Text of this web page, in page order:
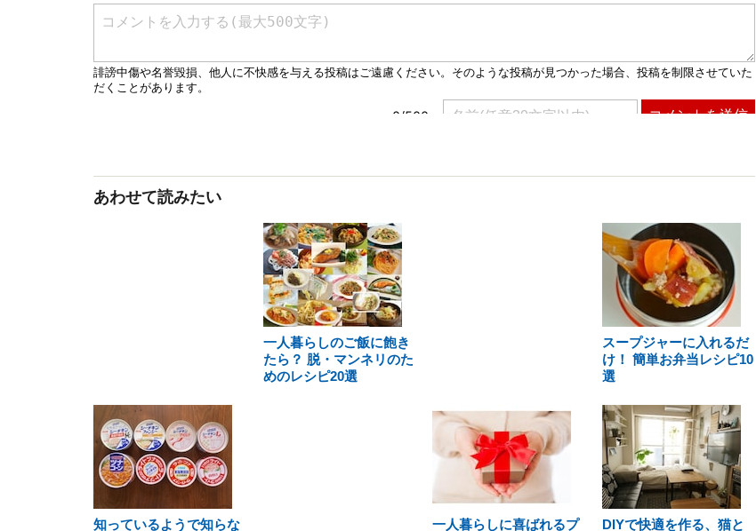
あわせて読みたい
一人暮らしのご飯に飽き
たら？ 脱・マンネリのた
めのレシピ20選
スープジャーに入れるだ
け！ 簡単お弁当レシピ10
選
知っているようで知らな 一人暮らしに喜ばれるプ DIYで快適を作る、猫と